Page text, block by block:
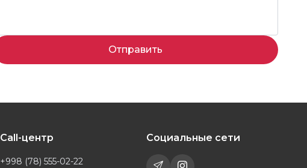
Отправить
Call-центр
+998 (78) 555-02-22
Социальные сети